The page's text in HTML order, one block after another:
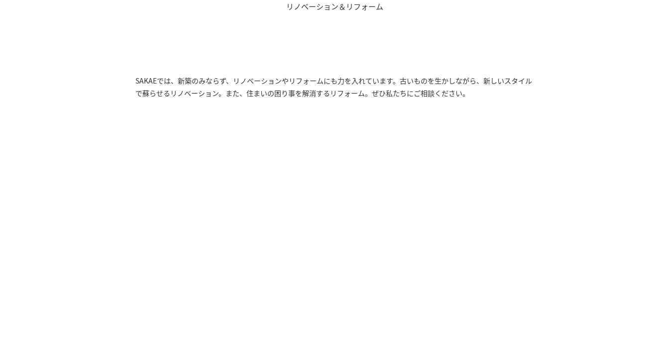
リノベーション＆リフォーム
SAKAEでは、新築のみならず、リノベーションやリフォームにも力を入れています。古いものを生かしながら、新しいスタイル
で蘇らせるリノベーション。また、住まいの困り事を解消するリフォーム。ぜひ私たちにご相談ください。